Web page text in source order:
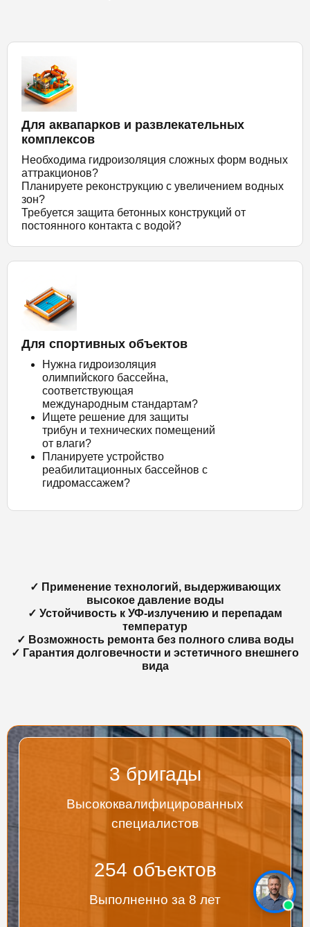
Для аквапарков и развлекательных
комплексов
Необходима гидроизоляция сложных форм водных
аттракционов?
Планируете реконструкцию с увеличением водных
зон?
Требуется защита бетонных конструкций от
постоянного контакта с водой?
Для спортивных объектов
Нужна гидроизоляция
олимпийского бассейна,
соответствующая
международным стандартам?
Ищете решение для защиты
трибун и технических помещений
от влаги?
Планируете устройство
реабилитационных бассейнов с
гидромассажем?
✓ Применение технологий, выдерживающих
высокое давление воды
✓ Устойчивость к УФ-излучению и перепадам
температур
✓ Возможность ремонта без полного слива воды
✓ Гарантия долговечности и эстетичного внешнего
вида
3бригады
Высококвалифицированных
специалистов
267 объектов
Выполненно за 8 лет